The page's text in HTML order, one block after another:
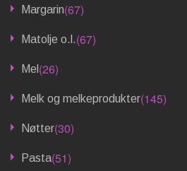
Margarin(67)
Matolje o.l.(67)
Mel (26)
Melk og melkeprodukter(145)
Nøtter(30)
Pasta(51)